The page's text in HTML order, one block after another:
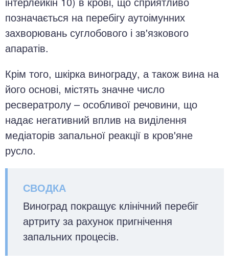
позначається на перебігу аутоімунних
захворювань суглобового і зв'язкового
апаратів.
Крім того, шкірка винограду, а також вина на
його основі, містять значне число
ресвератролу – особливої речовини, що
надає негативний вплив на виділення
медіаторів запальної реакції в кров'яне
русло.
Виноград покращує клінічний перебіг
артриту за рахунок пригнічення
запальних процесів.